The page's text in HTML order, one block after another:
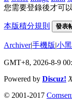
您需要登錄後才可
本版積分規則 發表
Archiver|手機版|小
GMT+8, 2026-8-9
Powered by Discuz!
© 2001-2017